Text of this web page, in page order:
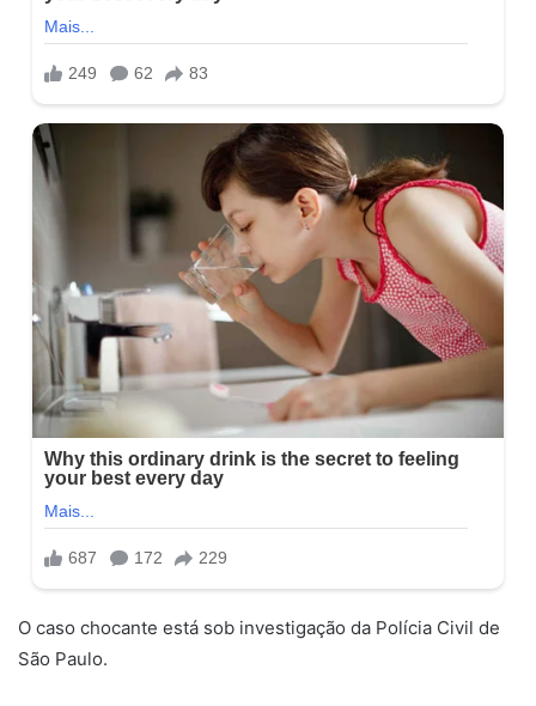
O caso chocante está sob investigação da Polícia Civil de
São Paulo.